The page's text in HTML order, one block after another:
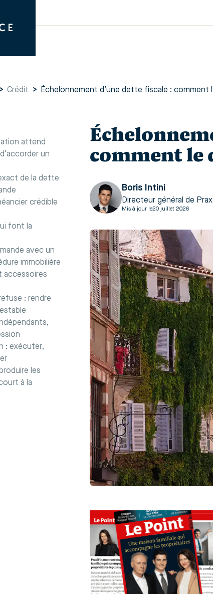
> Crédit > Échelonnement d’une dette fiscale : comment
attend
un
de la dette
crédible
font la
avec un
immobilière
accessoires
: rendre
: exécuter,
les
à la
comment le
Boris Intini
Directeur général de
Mis à jour le20 juillet 2026